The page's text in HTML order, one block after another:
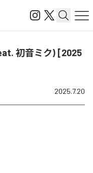
初音ミク) [2025
2025.7.20